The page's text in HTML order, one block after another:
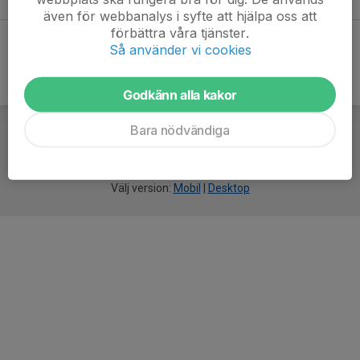
Välj version: Mobil Desktop
även för webbanalys i syfte att hjälpa oss att
förbättra våra tjänster.
Så använder vi cookies
Godkänn alla kakor
Bara nödvändiga